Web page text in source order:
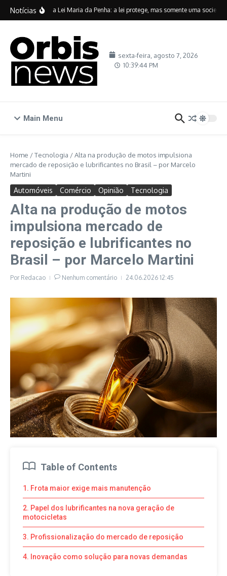
Ir para o conteúdo
Notícias
Vinte anos da Lei Maria da Penha: a lei protege, mas somente uma
sexta-feira, agosto 7, 2026
10:39:45 PM
Main Menu
Home /Tecnologia /Alta na produção de motos impulsiona
mercado de reposição e lubrificantes no Brasil – por Marcelo
Martini
Automóveis Comércio Opinião Tecnologia
Alta na produção de motos
impulsiona mercado de
reposição e lubrificantes no
Brasil – por Marcelo Martini
Por Redacao Nenhum comentário 24.06.2026 12:45
Table of Contents
1. Frota maior exige mais manutenção
2. Papel dos lubrificantes na nova geração de
motocicletas
3. Profissionalização do mercado de reposição
4. Inovação como solução para novas demandas